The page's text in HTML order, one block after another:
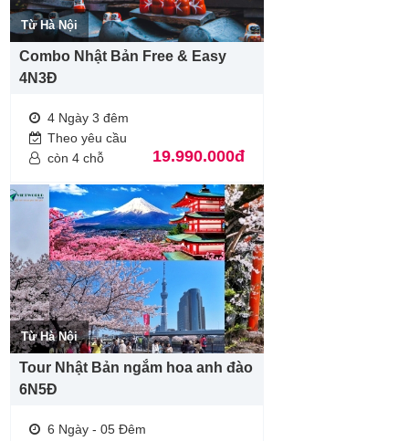
Từ Hà Nội
Combo Nhật Bản Free & Easy
4N3Đ
4 Ngày 3 đêm
Theo yêu cầu
còn 4 chỗ
19.990.000đ
Từ Hà Nội
Tour Nhật Bản ngắm hoa anh đào
6N5Đ
6 Ngày - 05 Đêm